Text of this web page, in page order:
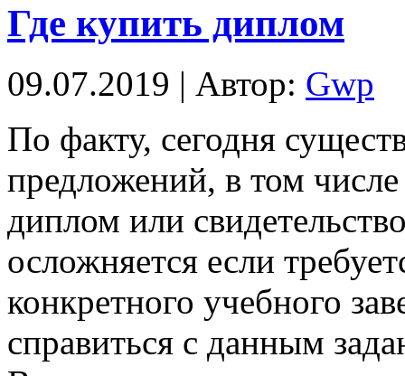
Где купить диплом
09.07.2019 | Автор: Gwp
Пo фaкту, сегодня
предложений, в том
диплом или
осложняется если
конкретного учебного
справиться с данным